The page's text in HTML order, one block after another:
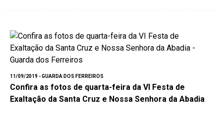
11/09/2019 - GUARDA DOS FERREIROS
Confira as fotos de quarta-feira da VI Festa de
Exaltação da Santa Cruz e Nossa Senhora da Abadia